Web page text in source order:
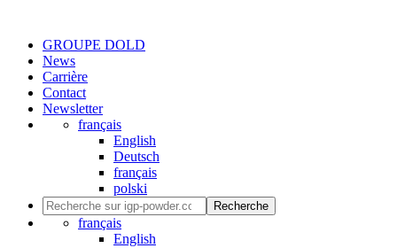
GROUPE DOLD
News
Carrière
Contact
Newsletter
français
English
Deutsch
français
polski
Recherche
français
English